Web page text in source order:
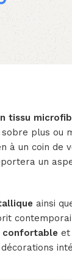
tissu
plus ou
à un coin de
un
ainsi
confortable et